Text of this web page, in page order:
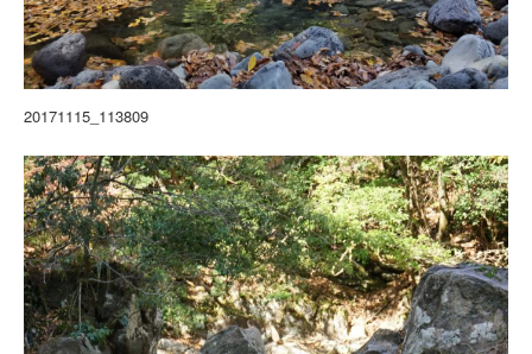
20171115_113809